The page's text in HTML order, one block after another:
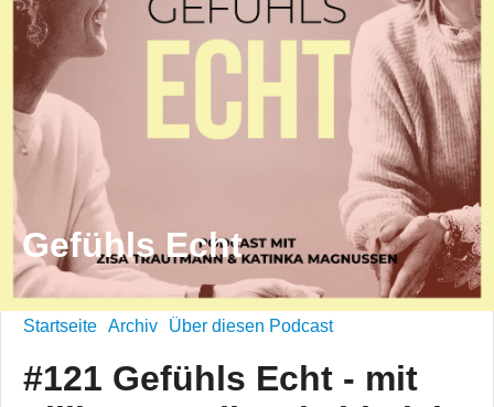
Gefühls Echt
Startseite Archiv Über diesen Podcast
#121 Gefühls Echt - mit